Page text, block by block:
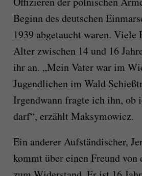
Beginn des deutschen
1939 abgetaucht waren. Viele
Alter zwischen 14 und 16
ihr an. „Mein Vater war im
Jugendlichen im Wald
Irgendwann fragte ich ihn, ob
darf“, erzählt Maksymowicz.
Ein anderer Aufständischer,
kommt über einen Freund von